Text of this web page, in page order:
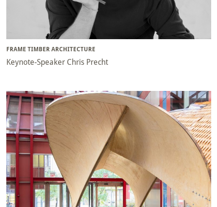
FRAME TIMBER ARCHITECTURE
Keynote-Speaker Chris Precht